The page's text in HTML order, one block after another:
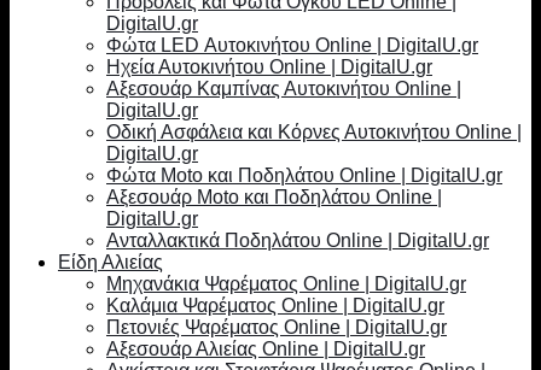
DigitalU.gr
Φώτα LED Αυτοκινήτου Online | DigitalU.gr
Ηχεία Αυτοκινήτου Online | DigitalU.gr
Αξεσουάρ Καμπίνας Αυτοκινήτου Online |
DigitalU.gr
Οδική Ασφάλεια και Κόρνες Αυτοκινήτου Online |
DigitalU.gr
Φώτα Moto και Ποδηλάτου Online | DigitalU.gr
Αξεσουάρ Moto και Ποδηλάτου Online |
DigitalU.gr
Ανταλλακτικά Ποδηλάτου Online | DigitalU.gr
Είδη Αλιείας
Μηχανάκια Ψαρέματος Online | DigitalU.gr
Καλάμια Ψαρέματος Online | DigitalU.gr
Πετονιές Ψαρέματος Online | DigitalU.gr
Αξεσουάρ Αλιείας Online | DigitalU.gr